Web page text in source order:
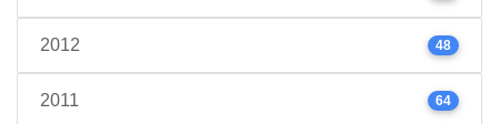
2012 48
2011 64